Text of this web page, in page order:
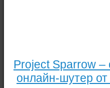
Project Sparrow –
онлайн-шутер от